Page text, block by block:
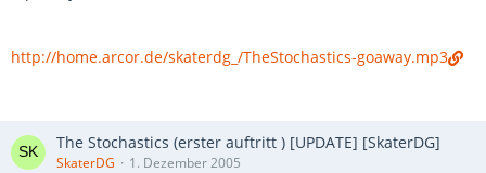
http://home.arcor.de/skaterdg_/TheStochastics-goaway.mp3
The Stochastics (erster auftritt ) [UPDATE] [SkaterDG]
SkaterDG 1. Dezember 2005